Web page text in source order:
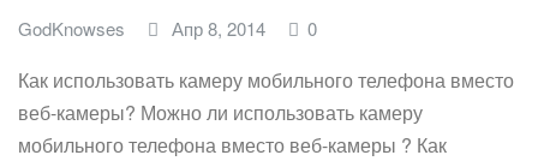
GodKnowses Апр 8, 2014 0
Как использовать камеру мобильного телефона вместо
веб-камеры? Можно ли использовать камеру
мобильного телефона вместо веб-камеры ? Как